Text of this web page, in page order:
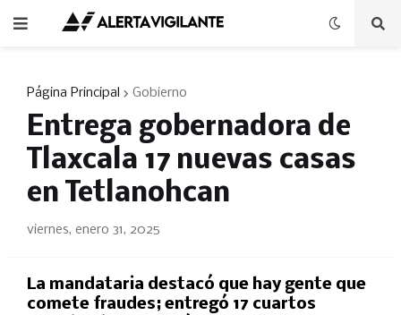
Página Principal Gobierno
Entrega gobernadora de
Tlaxcala 17 nuevas casas
en Tetlanohcan
viernes, enero 31, 2025
La mandataria destacó que hay gente que
comete fraudes; entregó 17 cuartos